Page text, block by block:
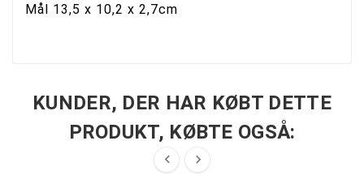
Mål 13,5 x 10,2 x 2,7cm
KUNDER, DER HAR KØBT DETTE
PRODUKT, KØBTE OGSÅ:
 